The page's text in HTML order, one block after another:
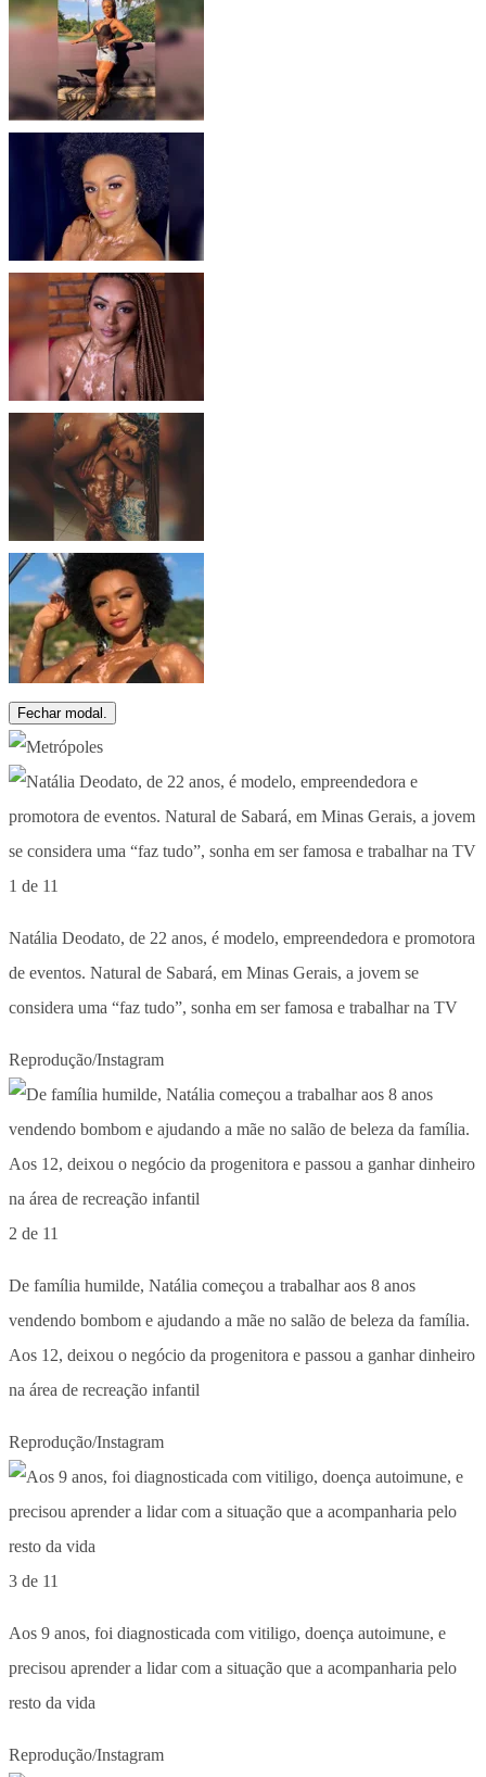
Fechar modal.
1 de 11
Natália Deodato, de 22 anos, é modelo, empreendedora e promotora
de eventos. Natural de Sabará, em Minas Gerais, a jovem se
considera uma “faz tudo”, sonha em ser famosa e trabalhar na TV
Reprodução/Instagram
2 de 11
De família humilde, Natália começou a trabalhar aos 8 anos
vendendo bombom e ajudando a mãe no salão de beleza da família.
Aos 12, deixou o negócio da progenitora e passou a ganhar dinheiro
na área de recreação infantil
Reprodução/Instagram
3 de 11
Aos 9 anos, foi diagnosticada com vitiligo, doença autoimune, e
precisou aprender a lidar com a situação que a acompanharia pelo
resto da vida
Reprodução/Instagram